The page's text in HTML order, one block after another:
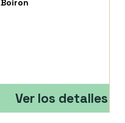
Boiron
Ver los detalles